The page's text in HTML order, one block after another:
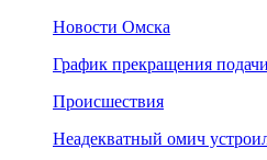
Новости Омска
График прекращения
Происшествия
Неадекватный омич